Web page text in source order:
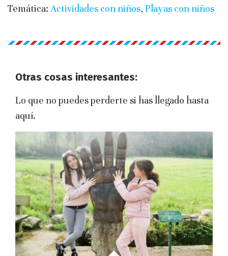
Temática: Actividades con niños, Playas con niños
Otras cosas interesantes:
Lo que no puedes perderte si has llegado hasta
aquí.